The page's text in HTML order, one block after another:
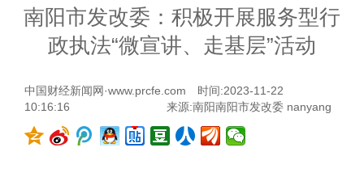
南阳市发改委：积极开展服务型行
政执法“微宣讲、走基层”活动
中国财经新闻网·www.prcfe.com
时间:2023-11-22
10:16:16
来源:南阳南阳市发改委 nanyang